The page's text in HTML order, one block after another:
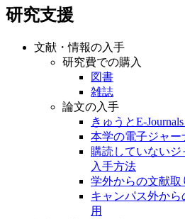
研究支援
文献・情報の入手
研究費での購入
図書
雑誌
論文の入手
きゅうとE-
本学の電子ジャー
購読していないジ
入手方法
学外からの文献取
キャンパス外から
用